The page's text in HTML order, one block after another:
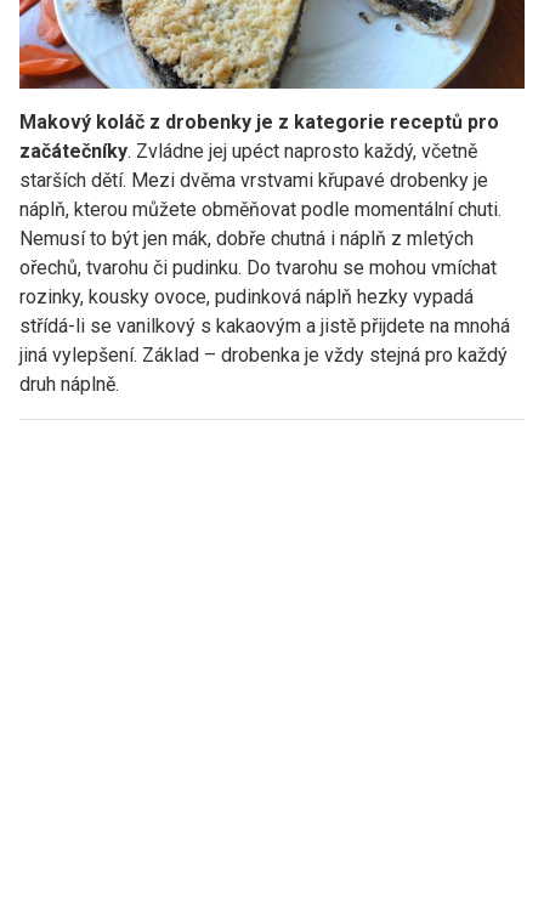
Makový koláč z drobenky je z kategorie receptů pro
začátečníky. Zvládne jej upéct naprosto každý, včetně
starších dětí. Mezi dvěma vrstvami křupavé drobenky je
náplň, kterou můžete obměňovat podle momentální chuti.
Nemusí to být jen mák, dobře chutná i náplň z mletých
ořechů, tvarohu či pudinku. Do tvarohu se mohou vmíchat
rozinky, kousky ovoce, pudinková náplň hezky vypadá
střídá-li se vanilkový s kakaovým a jistě přijdete na mnohá
jiná vylepšení. Základ – drobenka je vždy stejná pro každý
druh náplně.